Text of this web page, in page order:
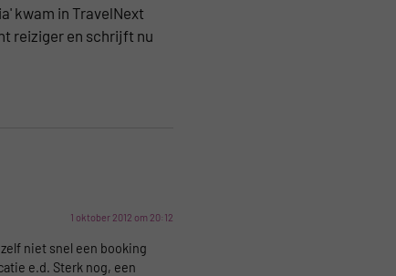
kwam in TravelNext
reiziger en schrijft nu
1 oktober 2012 om 20:12
niet snel een booking
e.d. Sterk nog, een